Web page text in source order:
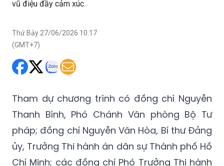
vũ điệu đầy cảm xúc.
Thứ Bảy 27/06/2026 10:17
(GMT+7)
Tham dự chương trình có đồng chí Nguyễn
Thanh Bình, Phó Chánh Văn phòng Bộ Tư
pháp; đồng chí Nguyễn Văn Hòa, Bí thư Đảng
ủy, Trưởng Thi hành án dân sự Thành phố Hồ
Chí Minh; các đồng chí Phó Trưởng Thi hành